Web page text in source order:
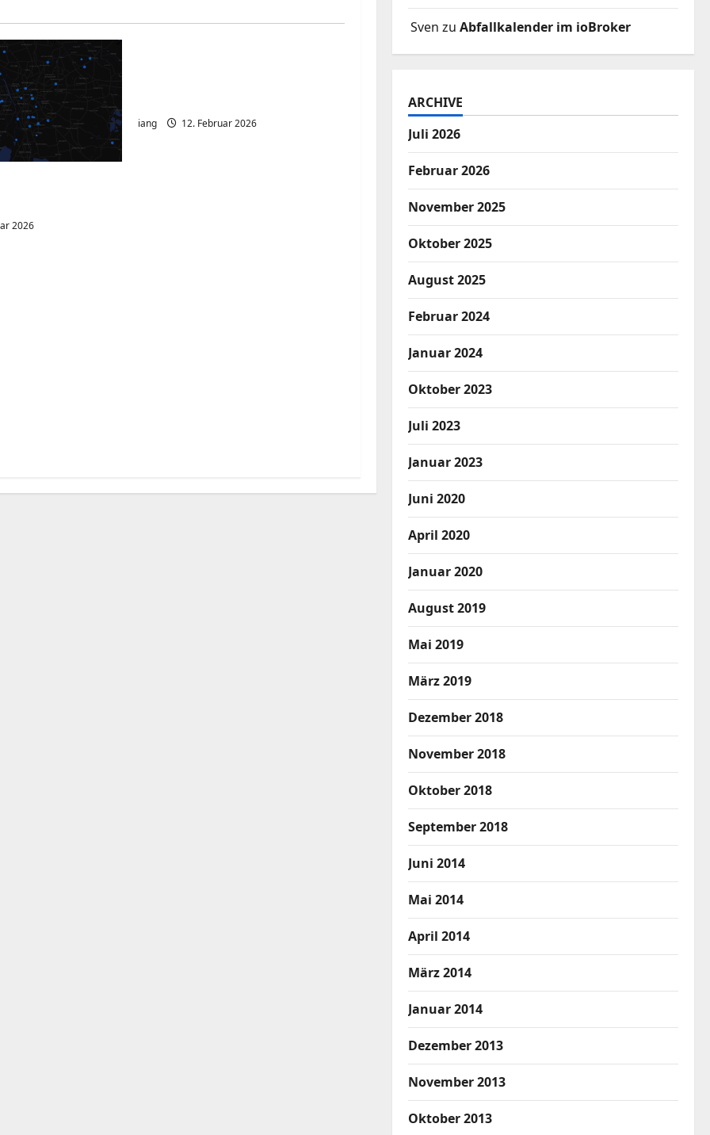
2026
iang 12. Februar 2026
Sven zu Abfallkalender im ioBroker
ARCHIVE
Juli 2026
Februar 2026
November 2025
Oktober 2025
August 2025
Februar 2024
Januar 2024
Oktober 2023
Juli 2023
Januar 2023
Juni 2020
April 2020
Januar 2020
August 2019
Mai 2019
März 2019
Dezember 2018
November 2018
Oktober 2018
September 2018
Juni 2014
Mai 2014
April 2014
März 2014
Januar 2014
Dezember 2013
November 2013
Oktober 2013